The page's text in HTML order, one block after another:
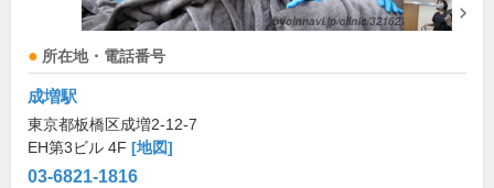
所在地・電話番号
成増駅
東京都板橋区成増2-12-7
EH第3ビル 4F [地図]
03-6821-1816